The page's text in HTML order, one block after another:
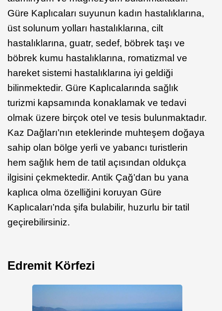
Güre Kaplıcaları suyunun kadın hastalıklarına,
üst solunum yolları hastalıklarına, cilt
hastalıklarına, guatr, sedef, böbrek taşı ve
böbrek kumu hastalıklarına, romatizmal ve
hareket sistemi hastalıklarına iyi geldiği
bilinmektedir. Güre Kaplıcalarında sağlık
turizmi kapsamında konaklamak ve tedavi
olmak üzere birçok otel ve tesis bulunmaktadır.
Kaz Dağları’nın eteklerinde muhteşem doğaya
sahip olan bölge yerli ve yabancı turistlerin
hem sağlık hem de tatil açısından oldukça
ilgisini çekmektedir. Antik Çağ’dan bu yana
kaplıca olma özelliğini koruyan Güre
Kaplıcaları’nda şifa bulabilir, huzurlu bir tatil
geçirebilirsiniz.
Edremit Körfezi